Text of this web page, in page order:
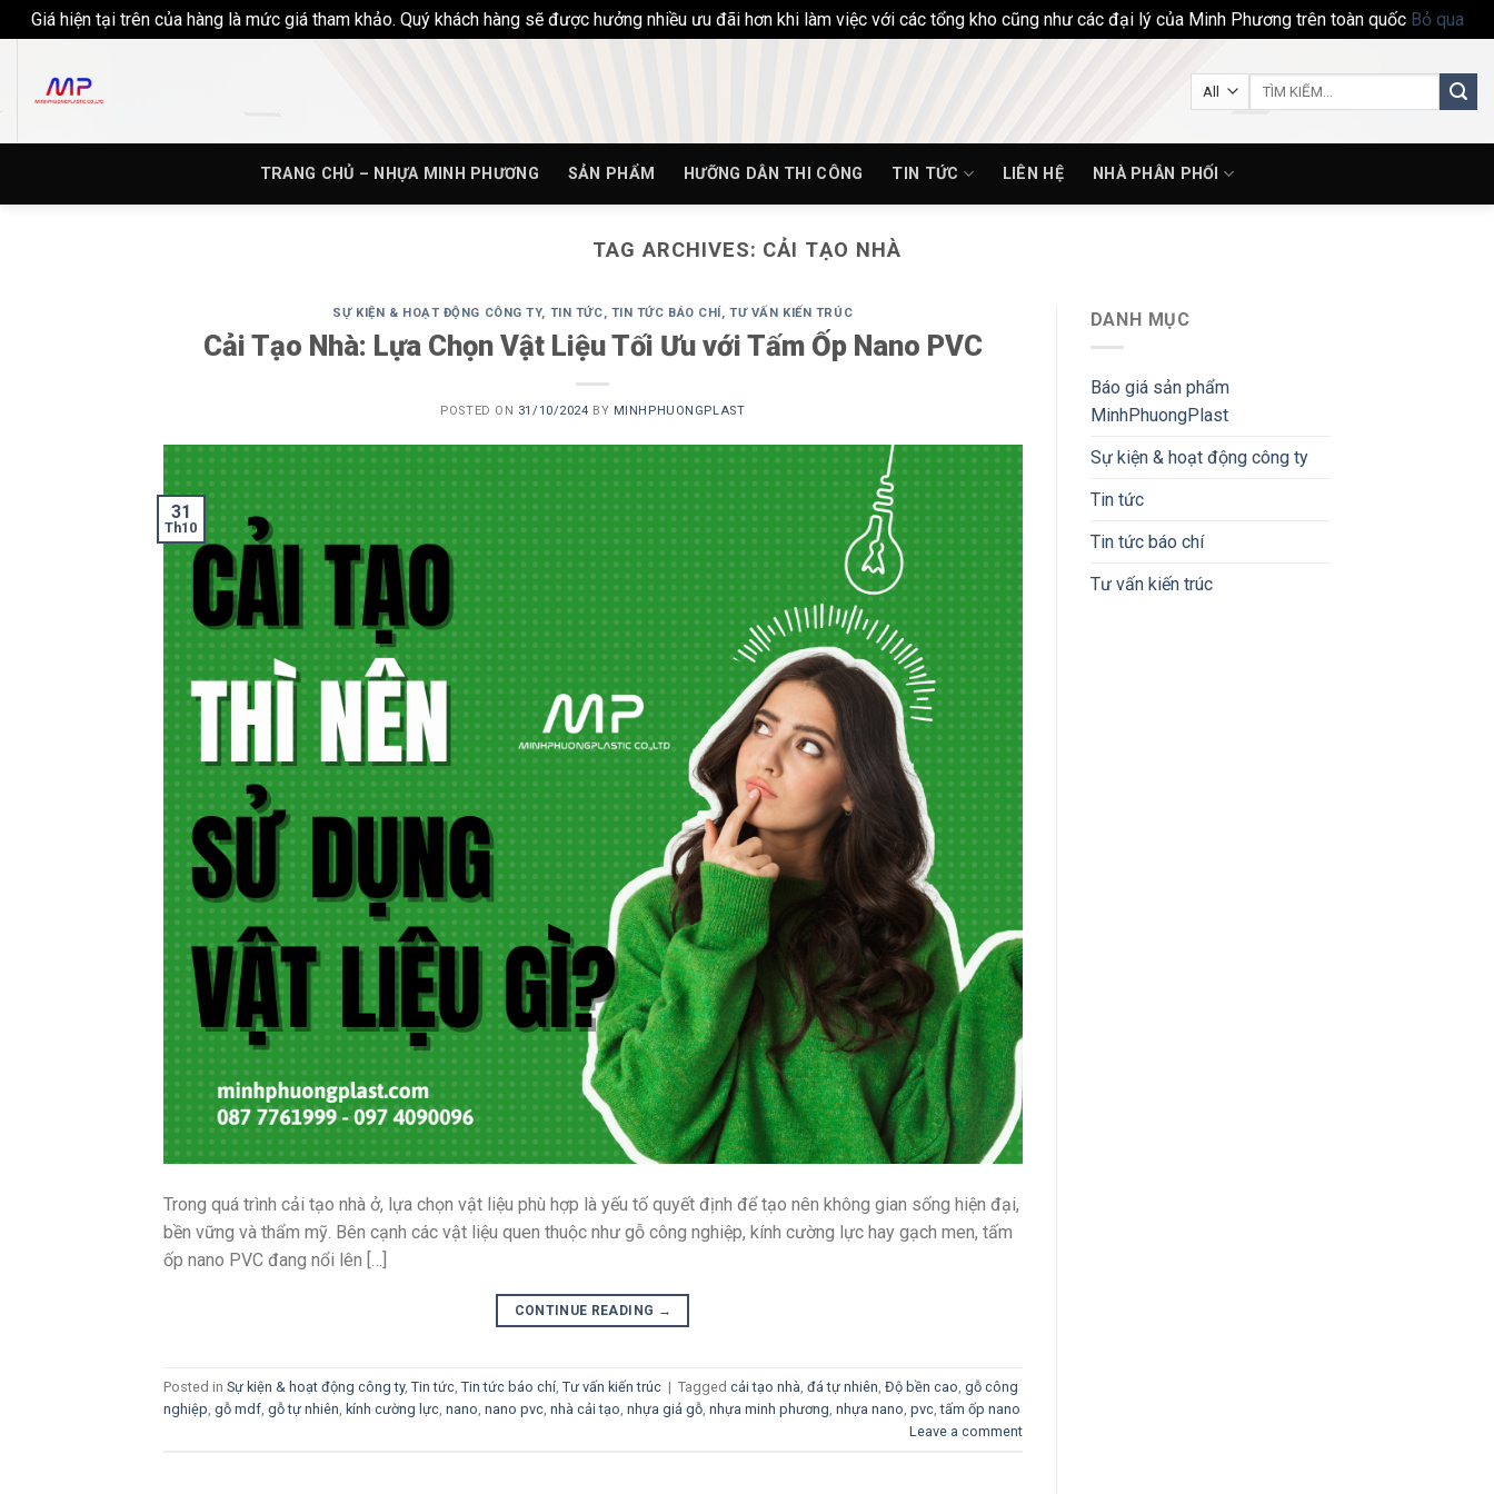
Giá hiện tại trên của hàng là mức giá tham khảo. Quý khách hàng sẽ được hưởng nhiều ưu đãi hơn khi làm việc với các tổng kho cũng như các đại lý của Minh Phương trên toàn quốc Bỏ qua
content
Tìm
TRANG CHỦ – NHỰA MINH PHƯƠNG SẢN PHẨM HƯỠNG DÂN THI CÔNG TIN TỨC LIÊN HỆ NHÀ PHÂN PHỐI
TAG ARCHIVES: CẢI TẠO NHÀ
SỰ KIỆN & HOẠT ĐỘNG CÔNG TY, TIN TỨC, TIN TỨC BÁO CHÍ ,TƯ VẤN KIẾN TRÚC
Cải Tạo Nhà: Lựa Chọn Vật Liệu Tối Ưu với Tấm Ốp Nano PVC
POSTED ON 31/10/2024 BY MINHPHUONGPLAST
31
Th10
Trong quá trình cải tạo nhà ở, lựa chọn vật liệu phù hợp là yếu tố quyết định để tạo nên không gian sống hiện đại,
bền vững và thẩm mỹ. Bên cạnh các vật liệu quen thuộc như gỗ công nghiệp, kính cường lực hay gạch men, tấm
ốp nano PVC đang nổi lên […]
CONTINUE READING →
Posted in Sự kiện & hoạt động công ty, Tin tức Tin tức báo chí Tư vấn kiến trúc | Tagged cải tạo nhà đá tự nhiên Độ bền cao gỗ công
nghiệp gỗ mdf gỗ tự nhiên kính cường lực nano nano pvc nhà cải tạo nhựa giả gỗ nhựa minh phương nhựa nano pvc ,tấm ốp nano
Leave a comment
DANH MỤC
Báo giá sản phẩm
MinhPhuongPlast
Sự kiện & hoạt động công ty
Tin tức
Tin tức báo chí
Tư vấn kiến trúc